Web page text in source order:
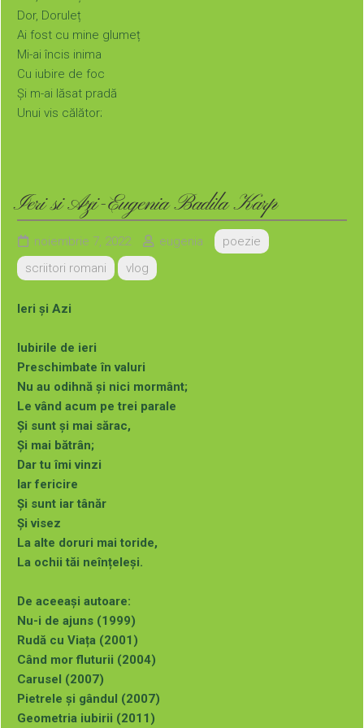
Dor, Doruleț
Ai fost cu mine glumeț
Mi-ai încis inima
Cu iubire de foc
Și m-ai lăsat pradă
Unui vis călător;
Erai sfios și blând
Ca o adiere de mai
Doar un dor de o zi…
Acum mă iubeai pe mine
Îmi spuneai că mâine
Că iubirea noastră
E scrisă pe-o stea…
Era o zi lungă de vară
Și iubirea creștea, înflorea…
Și când soarele a apus
Iubirea s-a stins…
Tu, soarele meu,
Dor de o zi,
Îți voi scrie povestea,
Îmi voi scrie povestea;
Și-atât.
Nu-i de ajuns (1999)
Rudă cu Viața (2001)
Când mor fluturii (2004)
Carusel (2007)
Pietrele și gândul (2007)
Geometria iubirii (2011)
Al treilea ochi (2014)
Ieri si Azi-Eugenia Badila Karp
noiembrie 7, 2022 eugenia
poezie
scriitori romani
vlog
Ieri și Azi
Iubirile de ieri
Preschimbate în valuri
Nu au odihnă și nici mormânt;
Le vând acum pe trei parale
Și sunt și mai sărac,
Și mai bătrân;
Dar tu îmi vinzi
Iar fericire
Și sunt iar tânăr
Și visez
La alte doruri mai toride,
La ochii tăi neînțeleși.
De aceeași autoare:
Nu-i de ajuns (1999)
Rudă cu Viața (2001)
Când mor fluturii (2004)
Carusel (2007)
Pietrele și gândul (2007)
Geometria iubirii (2011)